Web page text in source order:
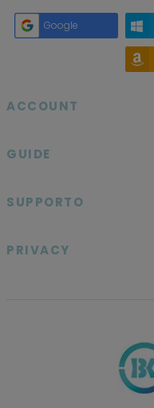
Google
ACCOUNT
GUIDE
SUPPORTO
PRIVACY